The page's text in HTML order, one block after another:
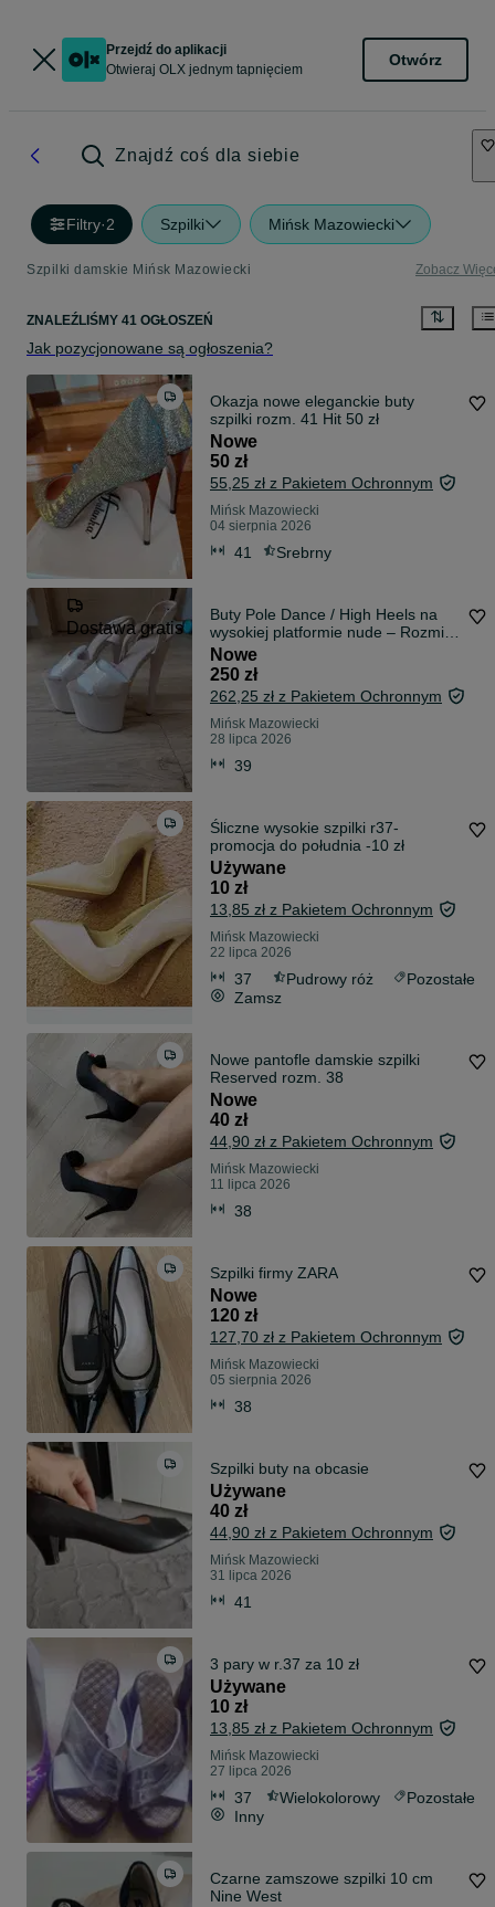
Przejdź do aplikacji
Otwieraj OLX jednym tapnięciem
Otwórz
Znajdź coś dla siebie
Filtry·2 Szpilki Mińsk Mazowiecki
Szpilki damskie Mińsk Mazowiecki Zobacz
ZNALEŹLIŚMY 41 OGŁOSZEŃ
Jak pozycjonowane są ogłoszenia?
Okazja nowe eleganckie buty
szpilki rozm. 41 Hit 50 zł
Nowe
50 zł
55,25 zł z Pakietem Ochronnym
Mińsk Mazowiecki
04 sierpnia 2026
41 Srebrny
Dostawa gratis
Buty Pole Dance / High Heels na
wysokiej platformie nude – Rozmiar
39
Nowe
250 zł
262,25 zł z Pakietem Ochronnym
Mińsk Mazowiecki
28 lipca 2026
39
Śliczne wysokie szpilki r37-
promocja do południa -10 zł
Używane
10 zł
13,85 zł z Pakietem Ochronnym
Mińsk Mazowiecki
22 lipca 2026
37 Pudrowy róż
Pozostałe
Zamsz
Nowe pantofle damskie szpilki
Reserved rozm. 38
Nowe
40 zł
44,90 zł z Pakietem Ochronnym
Mińsk Mazowiecki
11 lipca 2026
38
Szpilki firmy ZARA
Nowe
120 zł
127,70 zł z Pakietem Ochronnym
Mińsk Mazowiecki
05 sierpnia 2026
38
Szpilki buty na obcasie
Używane
40 zł
44,90 zł z Pakietem Ochronnym
Mińsk Mazowiecki
31 lipca 2026
41
3 pary w r.37 za 10 zł
Używane
10 zł
13,85 zł z Pakietem Ochronnym
Mińsk Mazowiecki
27 lipca 2026
37 Wielokolorowy
Pozostałe
Inny
Czarne zamszowe szpilki 10 cm
Nine West